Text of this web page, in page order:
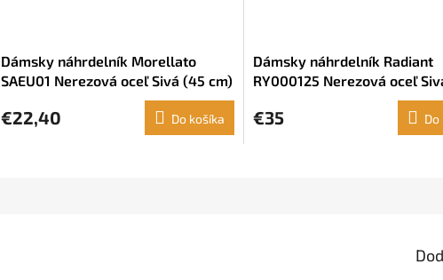
Dámsky náhrdelník Morellato
SAEU01 Nerezová oceľ Sivá (45 cm)
€22,40 Do košíka
Dámsky náhrdelník Radiant
RY000125 Nerezová oceľ
€35 Do